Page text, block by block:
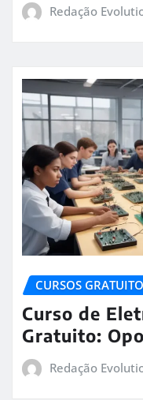
Redação
CURSOS
Curso de
Gratuito:
Redação